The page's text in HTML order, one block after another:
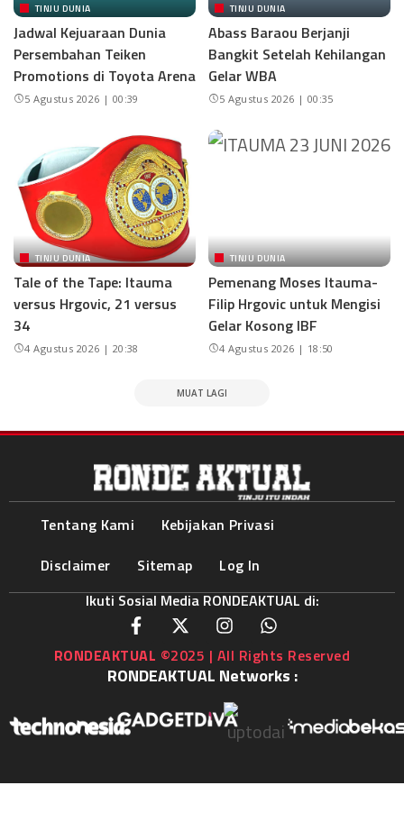
TINJU DUNIA
Jadwal Kejuaraan Dunia
Persembahan Teiken
Promotions di Toyota Arena
5 Agustus 2026 | 00:39
TINJU DUNIA
Abass Baraou Berjanji
Bangkit Setelah Kehilangan
Gelar WBA
5 Agustus 2026 | 00:35
TINJU DUNIA
Tale of the Tape: Itauma
versus Hrgovic, 21 versus
34
4 Agustus 2026 | 20:38
TINJU DUNIA
Pemenang Moses Itauma-
Filip Hrgovic untuk Mengisi
Gelar Kosong IBF
4 Agustus 2026 | 18:50
MUAT LAGI
Tentang Kami
Kebijakan Privasi
Disclaimer
Sitemap
Log In
Ikuti Sosial Media RONDEAKTUAL di:
RONDEAKTUAL ©2025 | All Rights Reserved
RONDEAKTUAL Networks :